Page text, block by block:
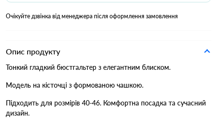
Очікуйте дзвінка від менеджера після оформлення замовлення
Опис продукту
Тонкий гладкий бюстгальтер з елегантним блиском.
Модель на кісточці з формованою чашкою.
Підходить для розмірів 40-46. Комфортна посадка та сучасний
дизайн.